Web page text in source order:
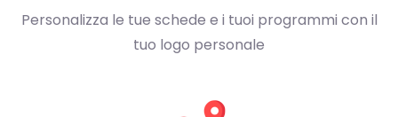
Personalizza le tue schede e i tuoi programmi con il
tuo logo personale